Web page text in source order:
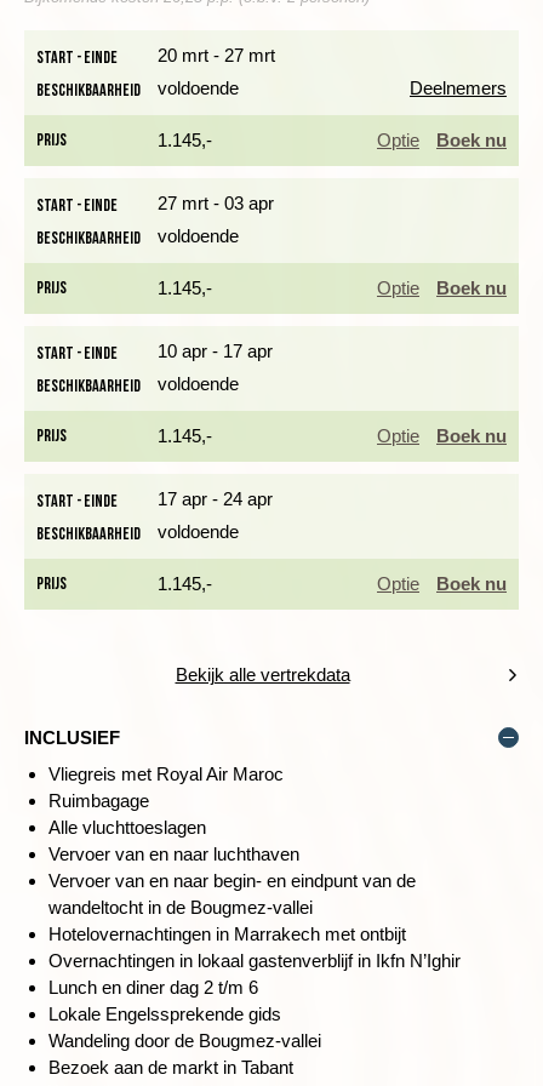
straatjes met elk een eigen specialiteit. In een straat koop je
tapijten te koop. U krijgt aan het einde van de reis een middag
en avond om deze boeiende stad te verkennen.
NAAR DE HOGE ATLAS
Dag 2 Marrakech - Ikfn N’Ighir (Bougmez-vallei) - bezoek
Tabant
we verschillende passen op hoogtes rond de 2.000 meter
Bougmez. De zeer groene en vruchtbare vallei wordt omgeven
schittert. De bevolking onderhoudt het gebied erg goed. Je treft
er fruitplantages, graanvelden en waterstroompjes. De
wandelpaden en ezelspaden verbinden de rode,
architectonische kleihuizen met elkaar. Een aantal van deze
‘mini kasbahs’ is omgebouwd tot gastenverblijven waar wij
overnachten. Ons logeeradres staat in Ikfn N’Ighir, een klein
boerendorp in het midden van de vallei op 1.850 meter hoogte.
Op zondag treffen de Berbers uit de weide omgeving en de
nomaden elkaar op de markt in Tabant. De souk in Tabant, het
centrum van de Bougmez-vallei, is een schouwspel van
kleuren, geuren en mensen. Hier worden schapen, geiten en
Start - einde
20 mrt - 27 mrt
Beschikbaarheid
voldoende Deelnemers
Prijs 1.145,- Optie Boek nu
Start - einde
27 mrt - 03 apr
Beschikbaarheid
voldoende
Prijs 1.145,- Optie Boek nu
Start - einde
10 apr - 17 apr
Beschikbaarheid
voldoende
Prijs 1.145,- Optie Boek nu
Start - einde
17 apr - 24 apr
Beschikbaarheid
voldoende
Prijs 1.145,- Optie Boek nu
Bekijk alle vertrekdata
INCLUSIEF
Vliegreis met Royal Air Maroc
Ruimbagage
Alle vluchttoeslagen
Vervoer van en naar luchthaven
Vervoer van en naar begin- en eindpunt van de
wandeltocht in de Bougmez-vallei
Hotelovernachtingen in Marrakech met ontbijt
Overnachtingen in lokaal gastenverblijf in Ikfn N’Ighir
Lunch en diner dag 2 t/m 6
Lokale Engelssprekende gids
Wandeling door de Bougmez-vallei
Bezoek aan de markt in Tabant